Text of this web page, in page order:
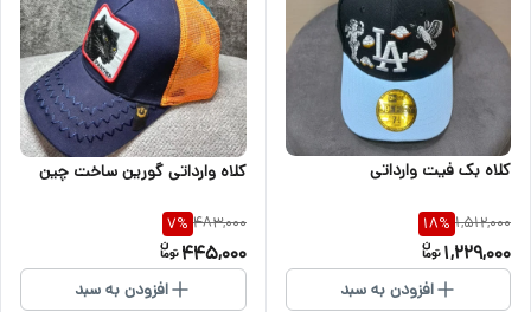
کلاه بک فیت وارداتی
1,512,000
18%
1,229,000
افزودن به سبد
کلاه وارداتی گورین ساخت چین
483,000
7%
445,000
افزودن به سبد